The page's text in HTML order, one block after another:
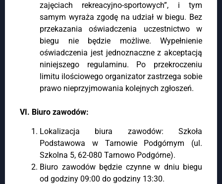
zajęciach rekreacyjno-sportowych”, i tym
samym wyraża zgodę na udział w biegu. Bez
przekazania oświadczenia uczestnictwo w
biegu nie będzie możliwe. Wypełnienie
oświadczenia jest jednoznaczne z akceptacją
niniejszego regulaminu. Po przekroczeniu
limitu ilościowego organizator zastrzega sobie
prawo nieprzyjmowania kolejnych zgłoszeń.
VI. Biuro zawodów:
Lokalizacja biura zawodów: Szkoła
Podstawowa w Tarnowie Podgórnym (ul.
Szkolna 5, 62-080 Tarnowo Podgórne).
Biuro zawodów będzie czynne w dniu biegu
od godziny 09:00 do godziny 13:30.